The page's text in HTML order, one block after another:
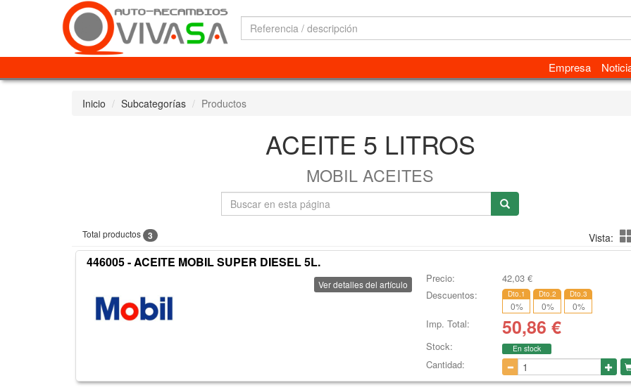
Empresa
Inicio Subcategorías Productos
ACEITE 5 LITROS
MOBIL ACEITES
Total productos 3 Vista:
446005 - ACEITE MOBIL SUPER DIESEL 5L.
Ver detalles del artículo Precio: 42,03 €
Descuentos:
Dto.1
0%
Dto.2
0%
Dto.3
0%
Imp. Total: 50,86 €
Stock: En stock
Cantidad: